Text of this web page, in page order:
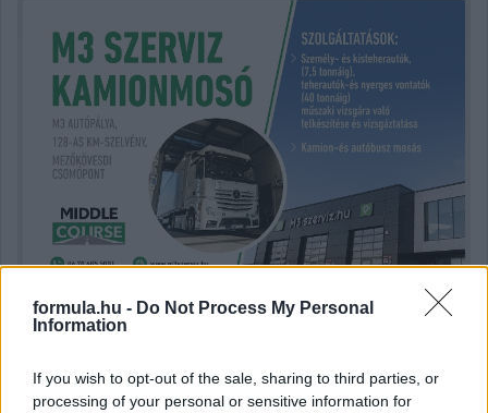
formula.hu - Do Not Process My Personal
Information
If you wish to opt-out of the sale, sharing to third parties, or
processing of your personal or sensitive information for
Kövess minket a Facebookon